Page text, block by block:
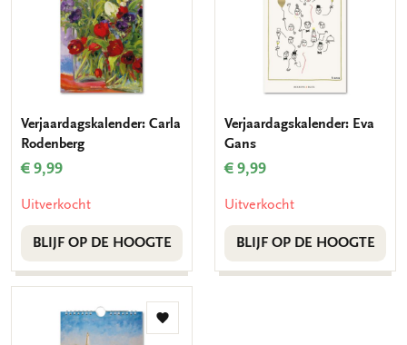
Verjaardagskalender: Carla
Rodenberg
€ 9,99
Uitverkocht
BLIJF OP DE HOOGTE
Verjaardagskalender: Eva
Gans
€ 9,99
Uitverkocht
BLIJF OP DE HOOGTE
Toevoegen